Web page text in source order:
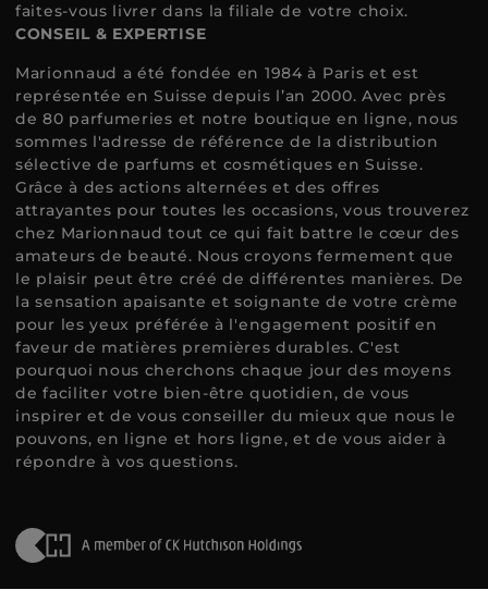
faites-vous livrer dans la filiale de votre choix.
CONSEIL & EXPERTISE
Marionnaud a été fondée en 1984 à Paris et est
représentée en Suisse depuis l’an 2000. Avec près
de 80 parfumeries et notre boutique en ligne, nous
sommes l'adresse de référence de la distribution
sélective de parfums et cosmétiques en Suisse.
Grâce à des actions alternées et des offres
attrayantes pour toutes les occasions, vous trouverez
chez Marionnaud tout ce qui fait battre le cœur des
amateurs de beauté. Nous croyons fermement que
le plaisir peut être créé de différentes manières. De
la sensation apaisante et soignante de votre crème
pour les yeux préférée à l'engagement positif en
faveur de matières premières durables. C'est
pourquoi nous cherchons chaque jour des moyens
de faciliter votre bien-être quotidien, de vous
inspirer et de vous conseiller du mieux que nous le
pouvons, en ligne et hors ligne, et de vous aider à
répondre à vos questions.